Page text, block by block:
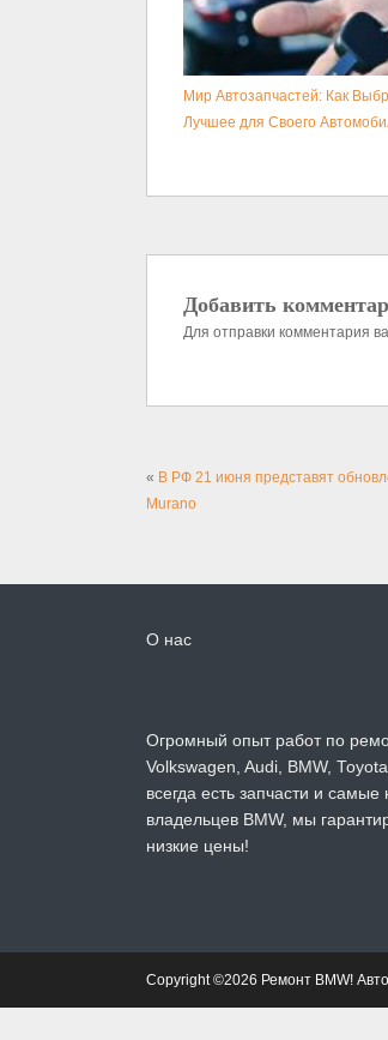
Мир Автозапчастей: Как
Лучшее для Своего
Добавить
Для отправки комментария
« В РФ 21 июня представят
Murano
О нас
Огромный опыт работ по
Volkswagen, Audi, BMW,
всегда есть запчасти и
владельцев BMW, мы
низкие цены!
Copyright ©2026 Ремонт BMW!